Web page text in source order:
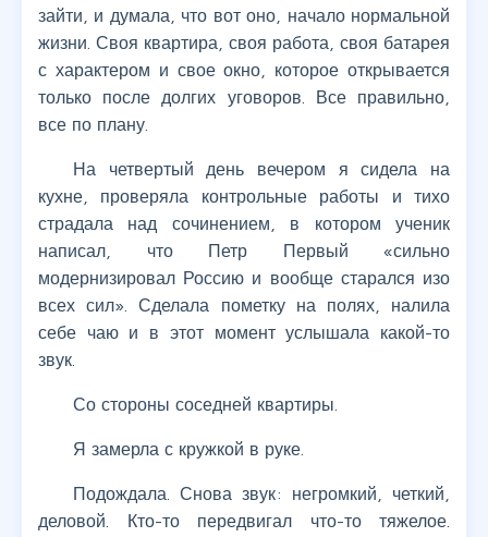
зайти, и думала, что вот оно, начало нормальной
жизни. Своя квартира, своя работа, своя батарея
с характером и свое окно, которое открывается
только после долгих уговоров. Все правильно,
все по плану.
На четвертый день вечером я сидела на
кухне, проверяла контрольные работы и тихо
страдала над сочинением, в котором ученик
написал, что Петр Первый «сильно
модернизировал Россию и вообще старался изо
всех сил». Сделала пометку на полях, налила
себе чаю и в этот момент услышала какой-то
звук.
Со стороны соседней квартиры.
Я замерла с кружкой в руке.
Подождала. Снова звук: негромкий, четкий,
деловой. Кто-то передвигал что-то тяжелое.